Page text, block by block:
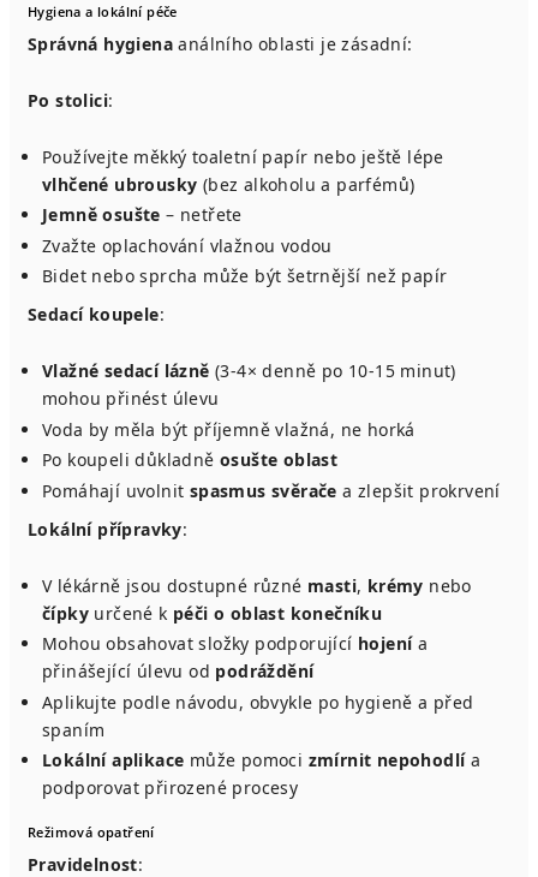
Hygiena a lokální péče
Správná hygiena análního oblasti je zásadní:
Po stolici:
Používejte měkký toaletní papír nebo ještě lépe
vlhčené ubrousky (bez alkoholu a parfémů)
Jemně osušte – netřete
Zvažte oplachování vlažnou vodou
Bidet nebo sprcha může být šetrnější než papír
Sedací koupele:
Vlažné sedací lázně (3-4× denně po 10-15 minut)
mohou přinést úlevu
Voda by měla být příjemně vlažná, ne horká
Po koupeli důkladně osušte oblast
Pomáhají uvolnit spasmus svěrače a zlepšit prokrvení
Lokální přípravky:
V lékárně jsou dostupné různé masti, krémy nebo
čípky určené k péči o oblast konečníku
Mohou obsahovat složky podporující hojenía
přinášející úlevu od podráždění
Aplikujte podle návodu, obvykle po hygieně a před
spaním
Lokální aplikace může pomoci zmírnit nepohodlía
podporovat přirozené procesy
Režimová opatření
Pravidelnost: